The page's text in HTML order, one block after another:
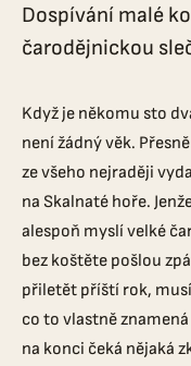
Dospívání malé
čarodějnickou
Když je někomu sto
není žádný věk.
ze všeho nejraději
na Skalnaté hoře.
alespoň myslí velké
bez koštěte pošlou
přiletět příští rok,
co to vlastně
na konci čeká nějaká